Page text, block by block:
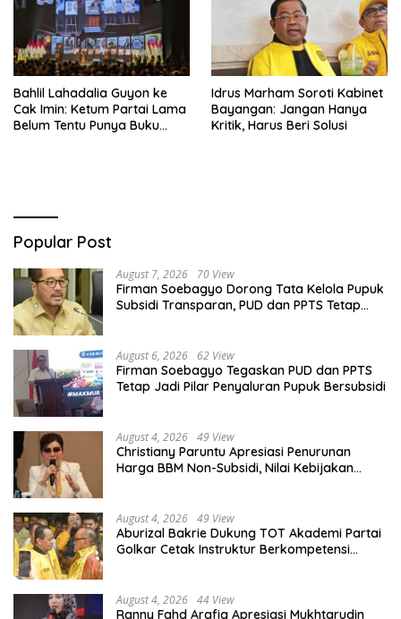
Bahlil Lahadalia Guyon ke
Cak Imin: Ketum Partai Lama
Belum Tentu Punya Buku
Idrus Marham Soroti Kabinet
Bayangan: Jangan Hanya
Kritik, Harus Beri Solusi
Popular Post
August 7, 2026 70 View
Firman Soebagyo Dorong Tata Kelola Pupuk
Subsidi Transparan, PUD dan PPTS Tetap
August 6, 2026 62 View
Firman Soebagyo Tegaskan PUD dan PPTS
Tetap Jadi Pilar Penyaluran Pupuk Bersubsidi
August 4, 2026 49 View
Christiany Paruntu Apresiasi Penurunan
Harga BBM Non-Subsidi, Nilai Kebijakan
August 4, 2026 49 View
Aburizal Bakrie Dukung TOT Akademi Partai
Golkar Cetak Instruktur Berkompetensi
August 4, 2026 44 View
Ranny Fahd Arafiq Apresiasi Mukhtarudin